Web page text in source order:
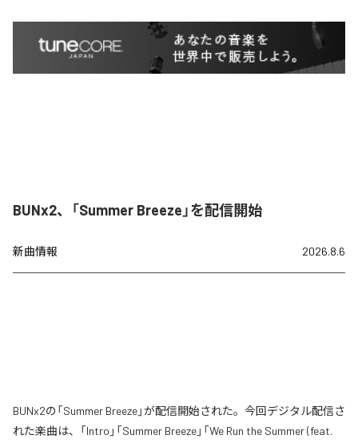
BUNx2、「Summer Breeze」を配信開始
新曲情報 2026.8.6
BUNx2の「Summer Breeze」が配信開始された。今回デジタル配信さ
れた楽曲は、「Intro」「Summer Breeze」「We Run the Summer (feat.